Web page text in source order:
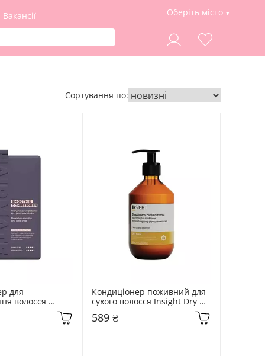
Вакансії Оберіть місто
Сортування по:
для
волосся
Кондиціонер поживний для
сухого волосся Insight Dry
589 ₴